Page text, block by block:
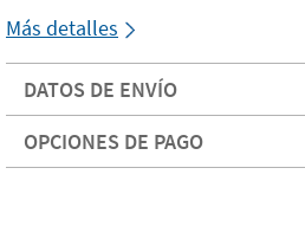
Más detalles
DATOS DE ENVÍO
OPCIONES DE PAGO